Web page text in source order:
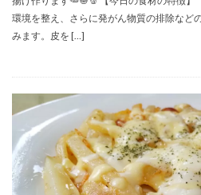
環境を整え、さらに発がん物質の排除など
みます。皮を […]